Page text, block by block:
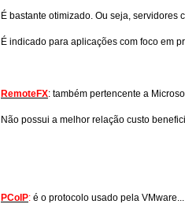
É bastante otimizado. Ou seja, servidores
É indicado para aplicações com foco em
RemoteFX: também pertencente a
Não possui a melhor relação custo
PCoIP: é o protocolo usado pela VMware...